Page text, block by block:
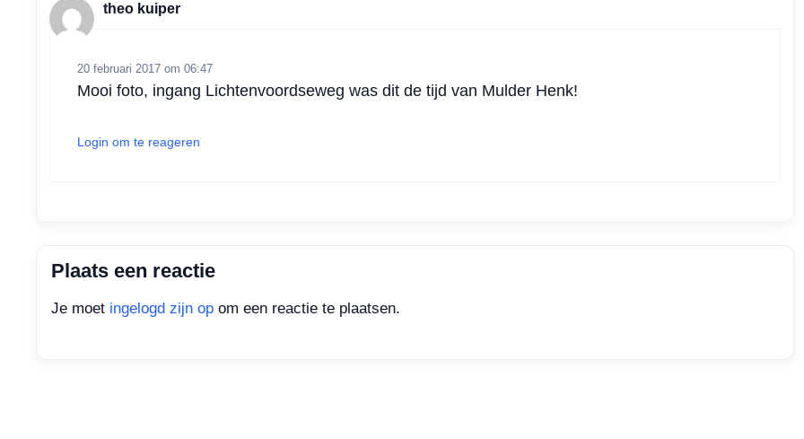
theo kuiper
20 februari 2017 om 06:47
Mooi foto, ingang Lichtenvoordseweg was dit de tijd van Mulder Henk!
Login om te reageren
Plaats een reactie
Je moet ingelogd zijn op om een reactie te plaatsen.